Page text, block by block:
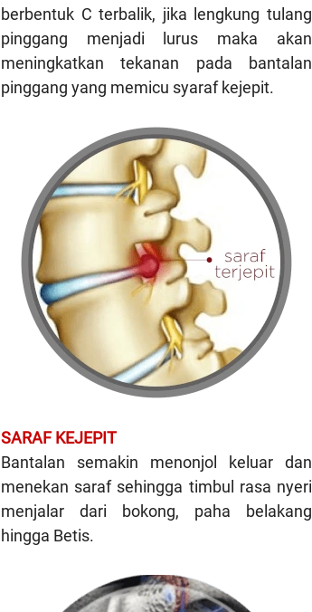
berbentuk C terbalik, jika lengkung tulang
pinggang menjadi lurus maka akan
meningkatkan tekanan pada bantalan
pinggang yang memicu syaraf kejepit.
SARAF KEJEPIT
Bantalan semakin menonjol keluar dan
menekan saraf sehingga timbul rasa nyeri
menjalar dari bokong, paha belakang
hingga Betis.